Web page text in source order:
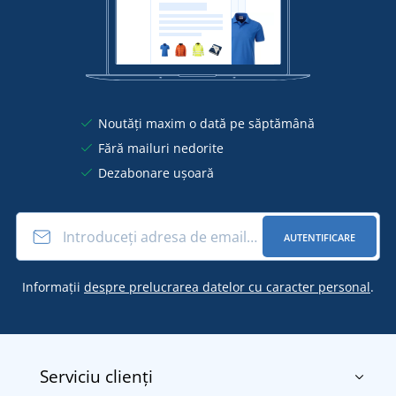
Noutăți maxim o dată pe săptămână
Fără mailuri nedorite
Dezabonare ușoară
AUTENTIFICARE
Informații despre prelucrarea datelor cu caracter personal.
Serviciu clienți